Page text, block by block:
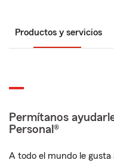
Productos y servicios
Permítanos
Personal®
A todo el mundo le gusta